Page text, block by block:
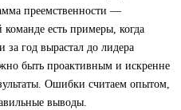
преемственности —
есть примеры, когда
год вырастал до лидера
быть проактивным и искренне
Ошибки считаем опытом,
выводы.